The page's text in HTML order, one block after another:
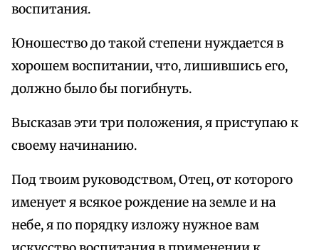
воспитания.
Юношество до такой степени нуждается в
хорошем воспитании, что, лишившись его,
должно было бы погибнуть.
Высказав эти три положения, я приступаю к
своему начинанию.
Под твоим руководством, Отец, от которого
именует я всякое рождение на земле и на
небе, я по порядку изложу нужное вам